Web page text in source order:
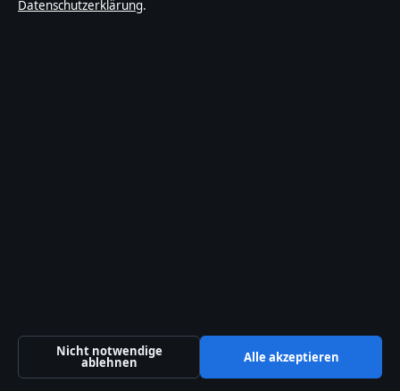
Redaktionelle Richtlinien
Die Inhalte dienen ausschließlich der allgemeinen
Datenschutzerklärung.
Nicht notwendige
ablehnen Alle akzeptieren